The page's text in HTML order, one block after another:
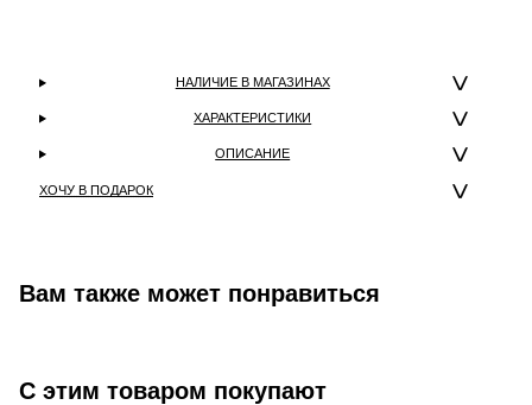
НАЛИЧИЕ В МАГАЗИНАХ
ХАРАКТЕРИСТИКИ
ОПИСАНИЕ
ХОЧУ В ПОДАРОК
Вам также может понравиться
С этим товаром покупают